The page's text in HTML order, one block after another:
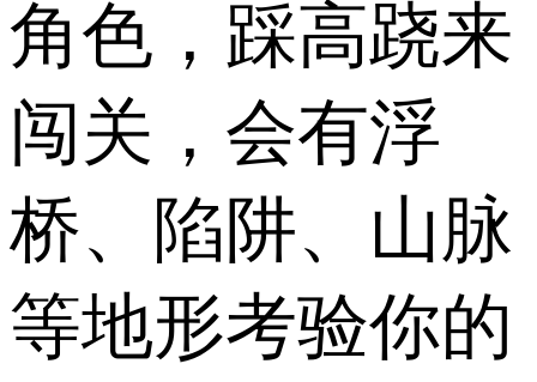
角色，踩高跷来
闯关，会有浮
桥、陷阱、山脉
等地形考验你的